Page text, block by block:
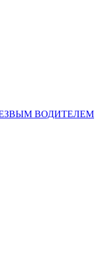
ВОДИТЕЛЕМ